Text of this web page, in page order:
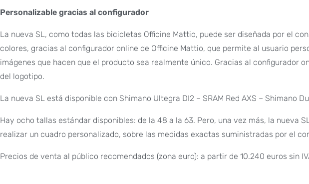
Personalizable gracias al configurador
La nueva SL, como todas las bicicletas Officine Mattio, puede ser diseñada por el
colores, gracias al configurador online de Officine Mattio, que permite al usuario
imágenes que hacen que el producto sea realmente único. Gracias al configurador
del logotipo.
La nueva SL está disponible con Shimano Ultegra DI2 – SRAM Red AXS – Shimano
Hay ocho tallas estándar disponibles: de la 48 a la 63. Pero, una vez más, la nueva
realizar un cuadro personalizado, sobre las medidas exactas suministradas por el
Precios de venta al público recomendados (zona euro): a partir de 10.240 euros sin